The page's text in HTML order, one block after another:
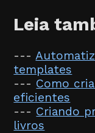
Leia
---
templates
--- Como
eficientes
--- Criando
livros